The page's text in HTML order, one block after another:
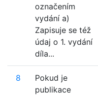
označením
vydání a)
Zapisuje se též
údaj o 1. vydání
díla...
8
Pokud je
publikace